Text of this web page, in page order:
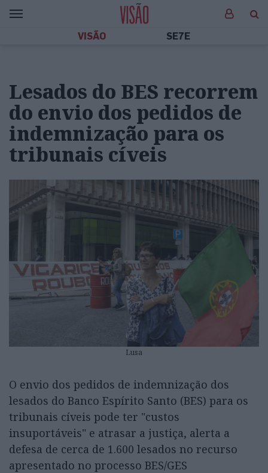
VISÃO SE7E
Lesados do BES recorrem
do envio dos pedidos de
indemnização para os
tribunais cíveis
Lusa
O envio dos pedidos de indemnização dos
lesados do Banco Espírito Santo (BES) para os
tribunais cíveis pode ter "custos
insuportáveis" e atrasar a justiça, alerta a
defesa de cerca de 1.600 lesados no recurso
apresentado no processo BES/GES